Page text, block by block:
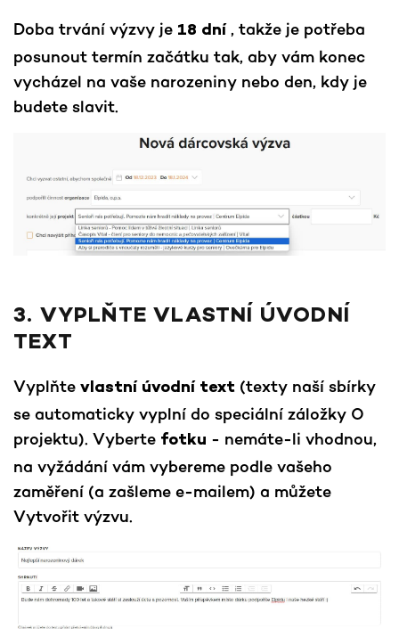
Doba trvání výzvy je 18 dní, takže je potřeba
posunout termín začátku tak, aby vám konec
vycházel na vaše narozeniny nebo den, kdy je
budete slavit.
3. VYPLŇTE VLASTNÍ ÚVODNÍ
TEXT
Vyplňte vlastní úvodní text (texty naší sbírky
se automaticky vyplní do speciální záložky O
projektu). Vyberte fotku - nemáte-li vhodnou,
na vyžádání vám vybereme podle vašeho
zaměření (a zašleme e-mailem) a můžete
Vytvořit výzvu.